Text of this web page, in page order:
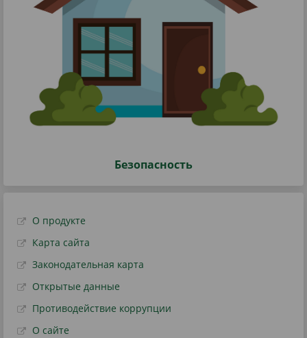
Безопасность
О продукте
Карта сайта
Законодательная карта
Открытые данные
Противодействие коррупции
О сайте